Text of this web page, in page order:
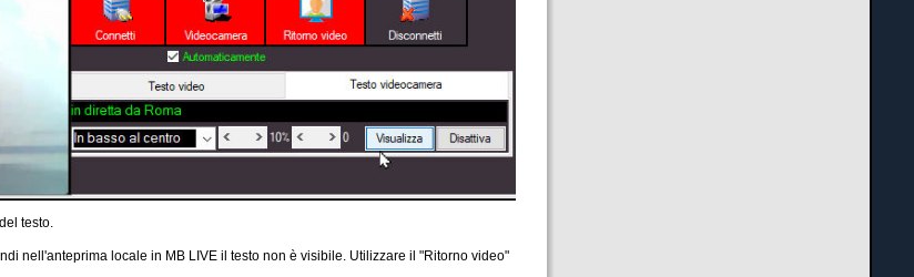
testo.
nell'anteprima locale in MB LIVE il testo non è visibile. Utilizzare il "Ritorno video"